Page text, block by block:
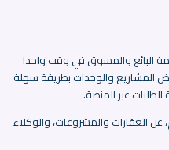
البائع والمسوق في وقت واحد!
المشاريع والوحدات بطريقة سهلة
عبر المنصة.
عن العقارات والمشروعات، والوكلاء